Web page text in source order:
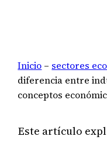
Inicio – sectores
diferencia entre
conceptos
Este artículo